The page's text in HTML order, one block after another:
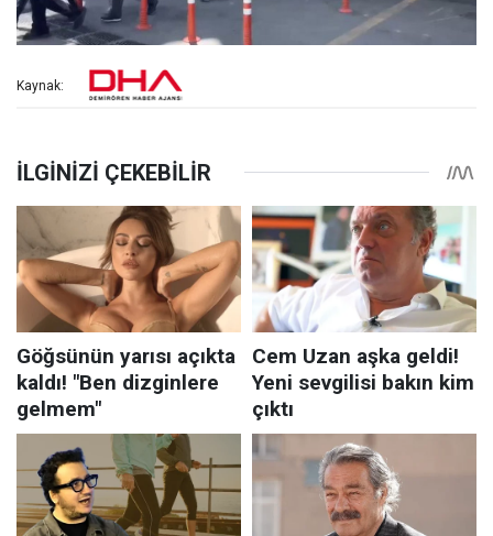
Kaynak: